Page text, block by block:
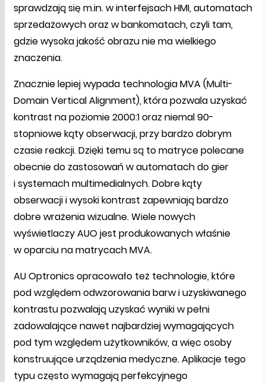
sprawdzają się m.in. w interfejsach HMI, automatach
sprzedażowych oraz w bankomatach, czyli tam,
gdzie wysoka jakość obrazu nie ma wielkiego
znaczenia.
Znacznie lepiej wypada technologia MVA (Multi-
Domain Vertical Alignment), która pozwala uzyskać
kontrast na poziomie 2000:1 oraz niemal 90-
stopniowe kąty obserwacji, przy bardzo dobrym
czasie reakcji. Dzięki temu są to matryce polecane
obecnie do zastosowań w automatach do gier
i systemach multimedialnych. Dobre kąty
obserwacji i wysoki kontrast zapewniają bardzo
dobre wrażenia wizualne. Wiele nowych
wyświetlaczy AUO jest produkowanych właśnie
w oparciu na matrycach MVA.
AU Optronics opracowało też technologie, które
pod względem odwzorowania barw i uzyskiwanego
kontrastu pozwalają uzyskać wyniki w pełni
zadowalające nawet najbardziej wymagających
pod tym względem użytkowników, a więc osoby
konstruujące urządzenia medyczne. Aplikacje tego
typu często wymagają perfekcyjnego